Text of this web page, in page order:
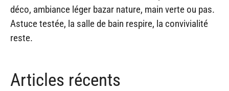
déco, ambiance léger bazar nature, main verte ou pas.
Astuce testée, la salle de bain respire, la convivialité
reste.
Articles récents